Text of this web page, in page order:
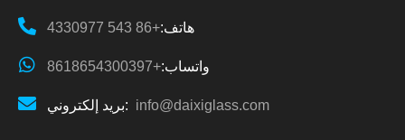
هاتف:+86 543 4330977
واتساب:+8618654300397
بريد إلكتروني: info@daixiglass.com